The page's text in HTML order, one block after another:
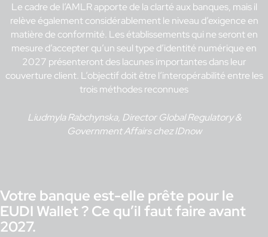
Le cadre de l’AMLR apporte de la clarté aux banques, mais il
relève également considérablement le niveau d’exigence en
matière de conformité. Les établissements qui ne seront en
mesure d’accepter qu’un seul type d’identité numérique en
2027 présenteront des lacunes importantes dans leur
couverture client. L’objectif doit être l’interopérabilité entre les
trois méthodes reconnues
Liudmyla Rabchynska, Director Global Regulatory &
Government Affairs chez IDnow
Votre banque est-elle prête pour le
EUDI Wallet ? Ce qu’il faut faire avant
2027.